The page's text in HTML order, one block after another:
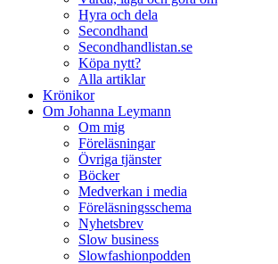
Hyra och dela
Secondhand
Secondhandlistan.se
Köpa nytt?
Alla artiklar
Krönikor
Om Johanna Leymann
Om mig
Föreläsningar
Övriga tjänster
Böcker
Medverkan i media
Föreläsningsschema
Nyhetsbrev
Slow business
Slowfashionpodden